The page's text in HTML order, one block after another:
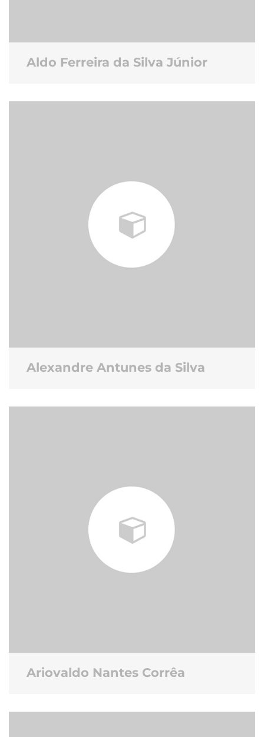
Aldo Ferreira da Silva Júnior
Alexandre Antunes da Silva
Ariovaldo Nantes Corrêa